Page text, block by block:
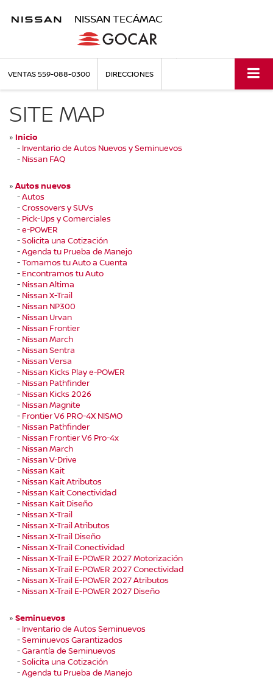
NISSAN TECÁMAC
VENTAS559-088-0300 DIRECCIONES
SITE MAP
» Inicio
- Inventario de Autos Nuevos y Seminuevos
- Nissan FAQ
» Autos nuevos
-Autos
-Crossovers y SUVs
- Pick-Ups y Comerciales
-e-POWER
-Solicita una Cotización
-Agenda tu Prueba de Manejo
-Tomamos tu Auto a Cuenta
- Encontramos tu Auto
- Nissan Altima
- Nissan X-Trail
- Nissan NP300
- Nissan Urvan
- Nissan Frontier
- Nissan March
- Nissan Sentra
- Nissan Versa
- Nissan Kicks Play e-POWER
- Nissan Pathfinder
- Nissan Kicks 2026
- Nissan Magnite
- Frontier V6 PRO-4X NISMO
- Nissan Pathfinder
- Nissan Frontier V6 Pro-4x
- Nissan March
- Nissan V-Drive
- Nissan Kait
- Nissan Kait Atributos
- Nissan Kait Conectividad
- Nissan Kait Diseño
- Nissan X-Trail
- Nissan X-Trail Atributos
- Nissan X-Trail Diseño
- Nissan X-Trail Conectividad
- Nissan X-Trail E-POWER 2027 Motorización
- Nissan X-Trail E-POWER 2027 Conectividad
- Nissan X-Trail E-POWER 2027 Atributos
- Nissan X-Trail E-POWER 2027 Diseño
» Seminuevos
- Inventario de Autos Seminuevos
-Seminuevos Garantizados
-Garantía de Seminuevos
-Solicita una Cotización
-Agenda tu Prueba de Manejo